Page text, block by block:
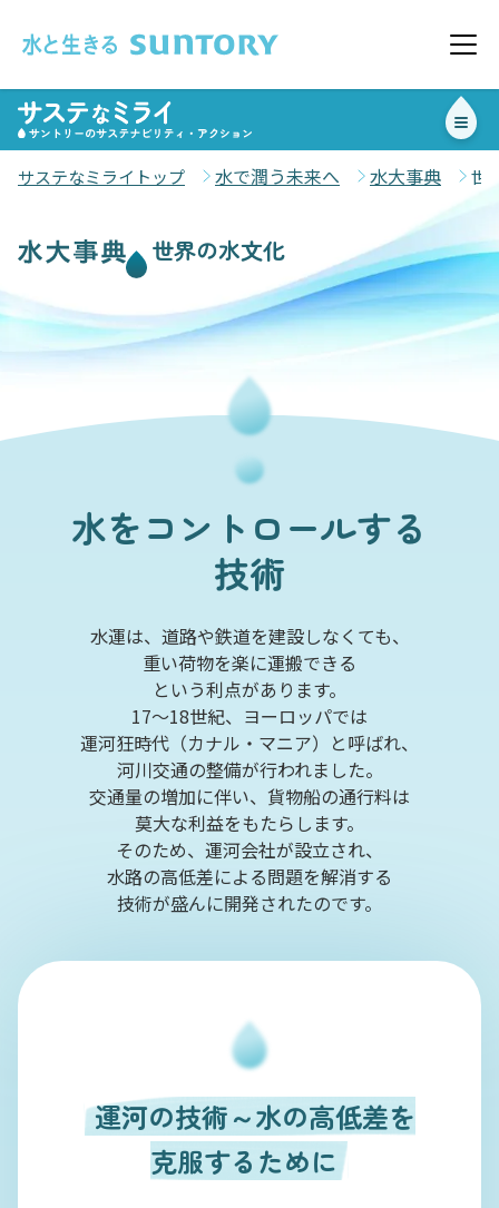
メ
サステなミライトップ 水で潤う未来へ 水大事典 世
世界の水文化
水をコントロールする
技術
水運は、道路や鉄道を建設しなくても、
重い荷物を楽に運搬できる
という利点があります。
17～18世紀、ヨーロッパでは
運河狂時代（カナル・マニア）と呼ばれ、
河川交通の整備が行われました。
交通量の増加に伴い、貨物船の通行料は
莫大な利益をもたらします。
そのため、運河会社が設立され、
水路の高低差による問題を解消する
技術が盛んに開発されたのです。
運河の技術～水の高低差を
克服するために